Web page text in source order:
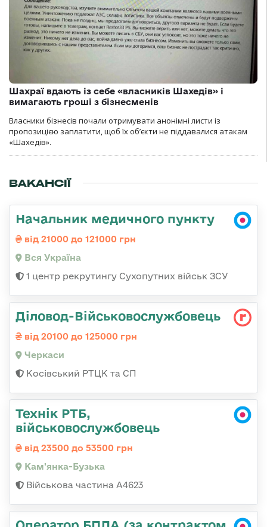
Шахраї вдають із себе «власників Шахедів» і
вимагають гроші з бізнесменів
Власники бізнесів почали отримувати анонімні листи із
пропозицією заплатити, щоб їх об’єкти не піддавалися атакам
«Шахедів».
ВАКАНСІЇ
Начальник медичного пункту
від 21000 до 121000 грн
Вся Україна
1 центр рекрутингу Сухопутних військ ЗСУ
Діловод-Військовослужбовець
від 20100 до 125000 грн
Черкаси
Косівський РТЦК та СП
Технік РТБ,
військовослужбовець
від 23500 до 53500 грн
Кам'янка-Бузька
Військова частина А4623